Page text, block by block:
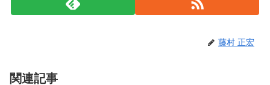
藤村 正宏
関連記事